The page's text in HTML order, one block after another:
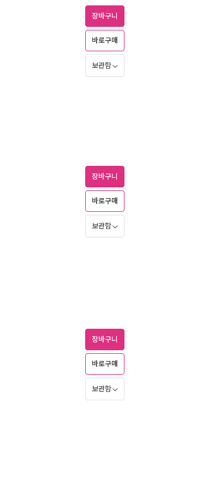
장바구니
바로구매
보관함
장바구니
바로구매
보관함
장바구니
바로구매
보관함